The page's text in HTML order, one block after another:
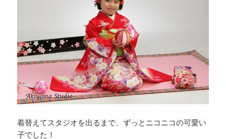
着替えてスタジオを出るまで、ずっとニコニコの可愛い
子でした！